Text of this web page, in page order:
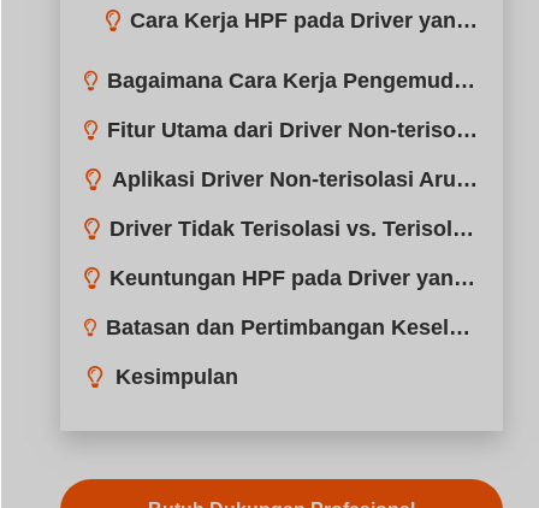
Cara Kerja HPF pada Driver yang Tidak Terisolasi
Bagaimana Cara Kerja Pengemudi yang Tidak Terisolasi?
Fitur Utama dari Driver Non-terisolasi Arus Konstan (HPF)
Aplikasi Driver Non-terisolasi Arus Konstan
Driver Tidak Terisolasi vs. Terisolasi Arus Konstan
Keuntungan HPF pada Driver yang Tidak Terisolasi
Batasan dan Pertimbangan Keselamatan Pengemudi Non-Isolator
Kesimpulan